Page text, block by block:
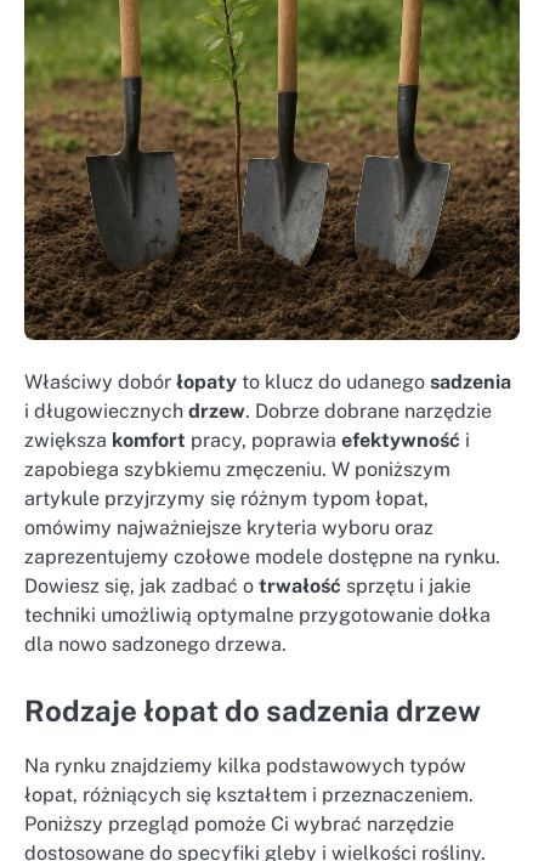
Właściwy dobór łopaty to klucz do udanego sadzenia
i długowiecznych drzew. Dobrze dobrane narzędzie
zwiększa komfort pracy, poprawia efektywność i
zapobiega szybkiemu zmęczeniu. W poniższym
artykule przyjrzymy się różnym typom łopat,
omówimy najważniejsze kryteria wyboru oraz
zaprezentujemy czołowe modele dostępne na rynku.
Dowiesz się, jak zadbać o trwałość sprzętu i jakie
techniki umożliwią optymalne przygotowanie dołka
dla nowo sadzonego drzewa.
Rodzaje łopat do sadzenia drzew
Na rynku znajdziemy kilka podstawowych typów
łopat, różniących się kształtem i przeznaczeniem.
Poniższy przegląd pomoże Ci wybrać narzędzie
dostosowane do specyfiki gleby i wielkości rośliny.